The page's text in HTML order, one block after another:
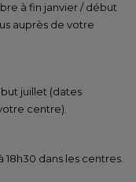
à fin janvier / début
auprès de votre
juillet (dates
centre).
dans les centres.